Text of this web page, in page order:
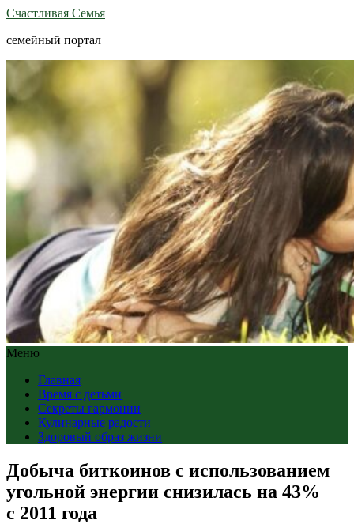
Счастливая Семья
семейный портал
Меню
Главная
Время с детьми
Секреты гармонии
Кулинарные радости
Здоровый образ жизни
Добыча биткоинов с использованием
угольной энергии снизилась на 43%
с 2011 года